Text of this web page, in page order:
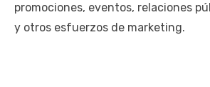
promociones, eventos, relaciones
y otros esfuerzos de marketing.